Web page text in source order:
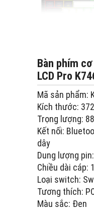
Bàn phím
LCD Pro
Mã sản phẩm:
Kích thước:
Trọng lượng:
Kết nối:
dây
Dung lượng
Chiều dài cáp:
Loại switch:
Tương thích:
Màu sắc: Đen